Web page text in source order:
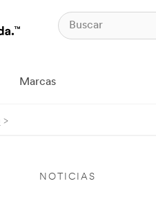
Marcas
NOTICIAS